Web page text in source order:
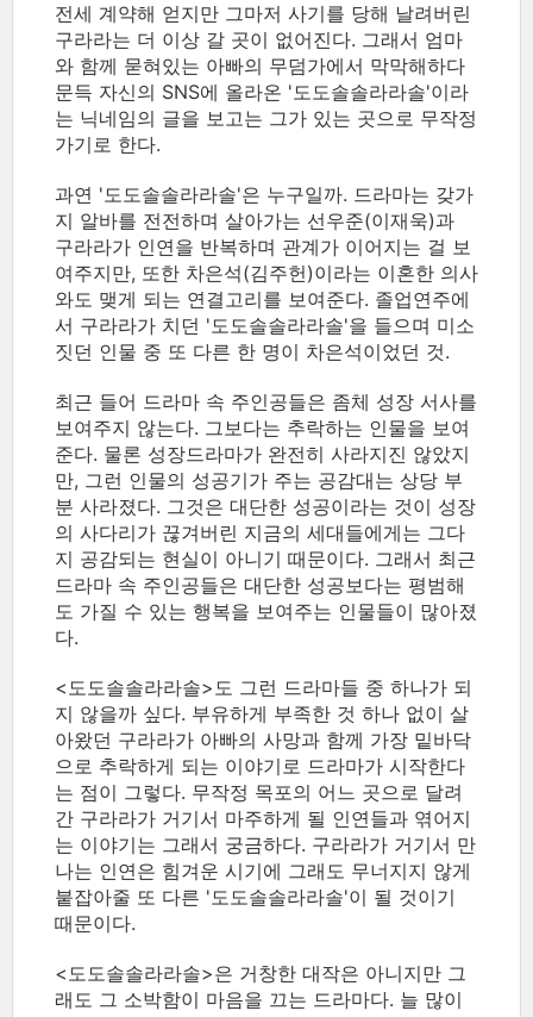
전세 계약해 얻지만 그마저 사기를 당해 날려버린
구라라는 더 이상 갈 곳이 없어진다. 그래서 엄마
와 함께 묻혀있는 아빠의 무덤가에서 막막해하다
문득 자신의 SNS에 올라온 '도도솔솔라라솔'이라
는 닉네임의 글을 보고는 그가 있는 곳으로 무작정
가기로 한다.
과연 '도도솔솔라라솔'은 누구일까. 드라마는 갖가
지 알바를 전전하며 살아가는 선우준(이재욱)과
구라라가 인연을 반복하며 관계가 이어지는 걸 보
여주지만, 또한 차은석(김주헌)이라는 이혼한 의사
와도 맺게 되는 연결고리를 보여준다. 졸업연주에
서 구라라가 치던 '도도솔솔라라솔'을 들으며 미소
짓던 인물 중 또 다른 한 명이 차은석이었던 것.
최근 들어 드라마 속 주인공들은 좀체 성장 서사를
보여주지 않는다. 그보다는 추락하는 인물을 보여
준다. 물론 성장드라마가 완전히 사라지진 않았지
만, 그런 인물의 성공기가 주는 공감대는 상당 부
분 사라졌다. 그것은 대단한 성공이라는 것이 성장
의 사다리가 끊겨버린 지금의 세대들에게는 그다
지 공감되는 현실이 아니기 때문이다. 그래서 최근
드라마 속 주인공들은 대단한 성공보다는 평범해
도 가질 수 있는 행복을 보여주는 인물들이 많아졌
다.
<도도솔솔라라솔>도 그런 드라마들 중 하나가 되
지 않을까 싶다. 부유하게 부족한 것 하나 없이 살
아왔던 구라라가 아빠의 사망과 함께 가장 밑바닥
으로 추락하게 되는 이야기로 드라마가 시작한다
는 점이 그렇다. 무작정 목포의 어느 곳으로 달려
간 구라라가 거기서 마주하게 될 인연들과 엮어지
는 이야기는 그래서 궁금하다. 구라라가 거기서 만
나는 인연은 힘겨운 시기에 그래도 무너지지 않게
붙잡아줄 또 다른 '도도솔솔라라솔'이 될 것이기
때문이다.
<도도솔솔라라솔>은 거창한 대작은 아니지만 그
래도 그 소박함이 마음을 끄는 드라마다. 늘 많이